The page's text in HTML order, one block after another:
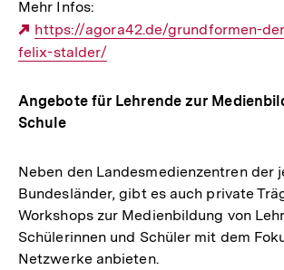
Mehr Infos:
Externer
Link:
https://agora42.de/grundformen-
felix-stalder/
Angebote für Lehrende zur
Schule
Neben den Landesmedienzentren der
Bundesländer, gibt es auch private
Workshops zur Medienbildung von
Schülerinnen und Schüler mit dem
Netzwerke anbieten.